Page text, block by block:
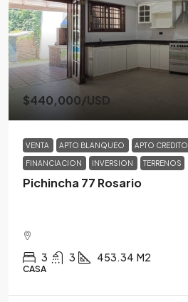
$440,000/USD
VENTA APTO BLANQUEO APTO CREDITO
FINANCIACION INVERSION TERRENOS
Pichincha 77 Rosario
3 3 453.34 M2
CASA